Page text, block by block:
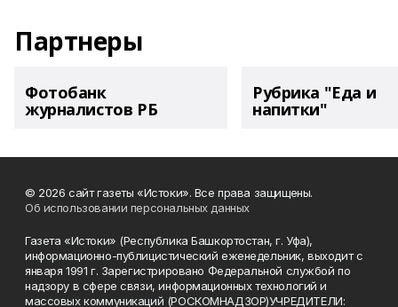
Партнеры
Фотобанк
журналистов РБ
Рубрика "Еда и
напитки"
© 2026 сайт газеты «Истоки». Все права защищены.
Об использовании персональных данных
Газета «Истоки» (Республика Башкортостан, г. Уфа),
информационно-публицистический еженедельник, выходит с
января 1991 г. Зарегистрировано Федеральной службой по
надзору в сфере связи, информационных технологий и
массовых коммуникаций (РОСКОМНАДЗОР)УЧРЕДИТЕЛИ: